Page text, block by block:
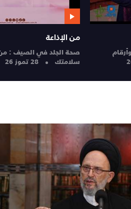
الأولى
يسألونك عن الإنسان والحياة
يسألونك عن الإنسان والحياة | 27-7-2026
تموز 26